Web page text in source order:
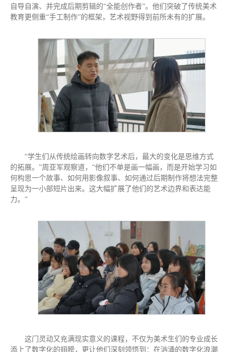
自导自演、并完成后期剪辑的“全能创作者”。他们突破了传统美术
教育更侧重“手工制作”的框架，艺术视野得到前所未有的扩展。
“学生们从传统绘画转向数字艺术后，最大的变化是思维方式
的拓展。”周亚军观察道，“他们不单是画一幅画，而是开始学习如
何构思一个故事、如何用影像叙事、如何通过后期制作将想法完整
呈现为一小部短片出来。这大幅扩展了他们的艺术边界和表达能
力。”
这门灵动又充满现实意义的课程，不仅为美术生们的专业成长
添上了数字化的翅膀，更让他们深刻领悟到：在汹涌的数字化浪潮